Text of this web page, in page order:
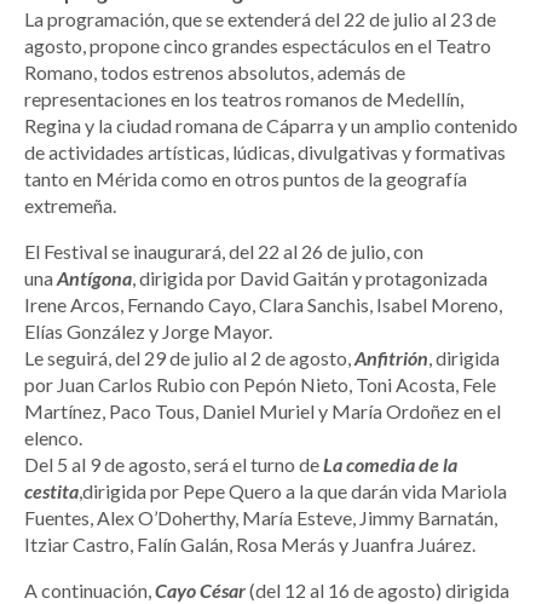
La programación, que se extenderá del 22 de julio al 23 de
agosto, propone cinco grandes espectáculos en el Teatro
Romano, todos estrenos absolutos, además de
representaciones en los teatros romanos de Medellín,
Regina y la ciudad romana de Cáparra y un amplio contenido
de actividades artísticas, lúdicas, divulgativas y formativas
tanto en Mérida como en otros puntos de la geografía
extremeña.
El Festival se inaugurará, del 22 al 26 de julio, con
unaAntígona, dirigida por David Gaitán y protagonizada
Irene Arcos, Fernando Cayo, Clara Sanchis, Isabel Moreno,
Elías González y Jorge Mayor.
Le seguirá, del 29 de julio al 2 de agosto,Anfitrión, dirigida
por Juan Carlos Rubio con Pepón Nieto, Toni Acosta, Fele
Martínez, Paco Tous, Daniel Muriel y María Ordoñez en el
elenco.
Del 5 al 9 de agosto, será el turno deLa comedia de la
cestita,dirigida por Pepe Quero a la que darán vida Mariola
Fuentes, Alex O’Doherthy, María Esteve, Jimmy Barnatán,
Itziar Castro, Falín Galán, Rosa Merás y Juanfra Juárez.
A continuación,Cayo César(del 12 al 16 de agosto) dirigida